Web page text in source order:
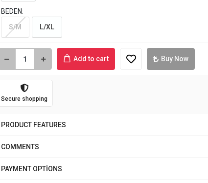
BEDEN:
S/M
L/XL
Add to cart Buy Now
Secure shopping
PRODUCT FEATURES
COMMENTS
PAYMENT OPTİONS